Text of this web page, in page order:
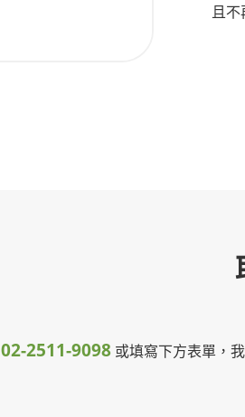
且不
02-2511-9098 或填寫下方表單，